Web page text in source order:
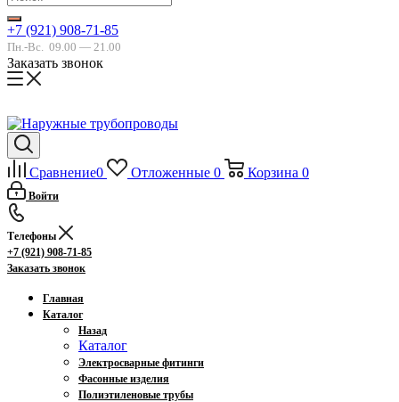
+7 (921) 908-71-85
Пн.-Вс. 09.00 — 21.00
Заказать звонок
Сравнение0 Отложенные 0 Корзина 0
Войти
Телефоны
+7 (921) 908-71-85
Заказать звонок
Главная
Каталог
Назад
Каталог
Электросварные фитинги
Фасонные изделия
Полиэтиленовые трубы